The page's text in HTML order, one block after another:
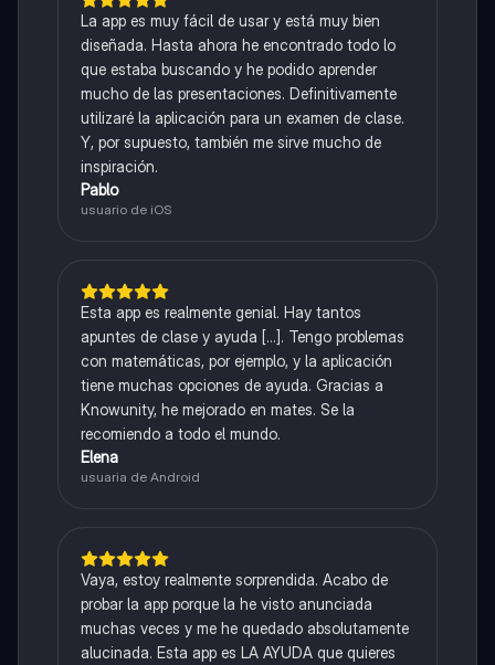
La app es muy fácil de usar y está muy bien
diseñada. Hasta ahora he encontrado todo lo
que estaba buscando y he podido aprender
mucho de las presentaciones. Definitivamente
utilizaré la aplicación para un examen de clase.
Y, por supuesto, también me sirve mucho de
inspiración.
Pablo
usuario de iOS
Esta app es realmente genial. Hay tantos
apuntes de clase y ayuda [...]. Tengo problemas
con matemáticas, por ejemplo, y la aplicación
tiene muchas opciones de ayuda. Gracias a
Knowunity, he mejorado en mates. Se la
recomiendo a todo el mundo.
Elena
usuaria de Android
Vaya, estoy realmente sorprendida. Acabo de
probar la app porque la he visto anunciada
muchas veces y me he quedado absolutamente
alucinada. Esta app es LA AYUDA que quieres